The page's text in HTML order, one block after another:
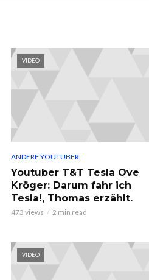
VIDEO
ANDERE YOUTUBER
Youtuber T&T Tesla Ove
Kröger: Darum fahr ich
Tesla!, Thomas erzählt.
473 views 2 min read
VIDEO